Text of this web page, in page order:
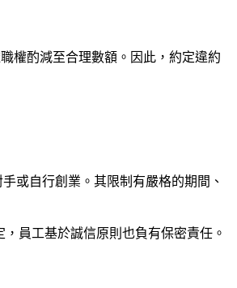
權酌減至合理數額。因此，約定違約
或自行創業。其限制有嚴格的期間、
員工基於誠信原則也負有保密責任。